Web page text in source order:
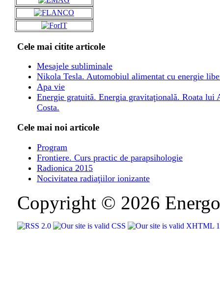
Cele mai citite articole
Mesajele subliminale
Nikola Tesla. Automobiul alimentat cu energie
Apa vie
Energie gratuită. Energia gravitaţională. Roata lui
Costa.
Cele mai noi articole
Program
Frontiere. Curs practic de parapsihologie
Radionica 2015
Nocivitatea radiaţiilor ionizante
Copyright © 2026